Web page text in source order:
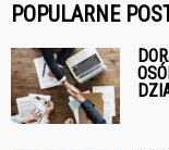
POPULARNE